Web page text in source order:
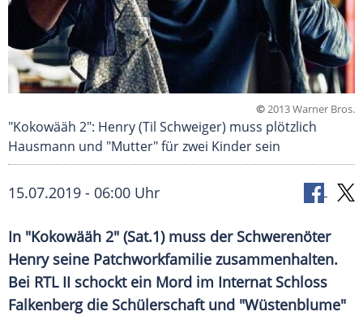
©2013 Warner Bros.
"Kokowääh 2": Henry (Til Schweiger) muss plötzlich
Hausmann und "Mutter" für zwei Kinder sein
15.07.2019 - 06:00 Uhr
In "Kokowääh 2" (Sat.1) muss der Schwerenöter
Henry seine Patchworkfamilie zusammenhalten.
Bei RTL II schockt ein Mord im Internat Schloss
Falkenbergdie Schülerschaftund "Wüstenblume"